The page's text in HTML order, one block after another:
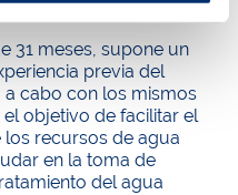
31 meses, supone un
previa del
a cabo con los mismos
objetivo de facilitar el
recursos de agua
en la toma de
del agua